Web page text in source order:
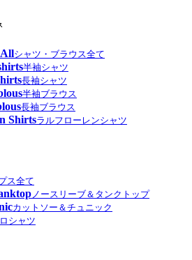
シャツ・ブラウス全て
半袖シャツ
長袖シャツ
半袖ブラウス
長袖ブラウス
Shirtsラルフローレンシャツ
ス全て
ノースリーブ＆タンクトップ
カットソー＆チュニック
シャツ